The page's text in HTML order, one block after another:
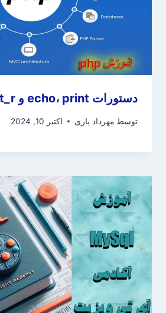
دستورات echo، print و print_r در PHP
توسط مهرداد یاری اکتبر 10, 2024